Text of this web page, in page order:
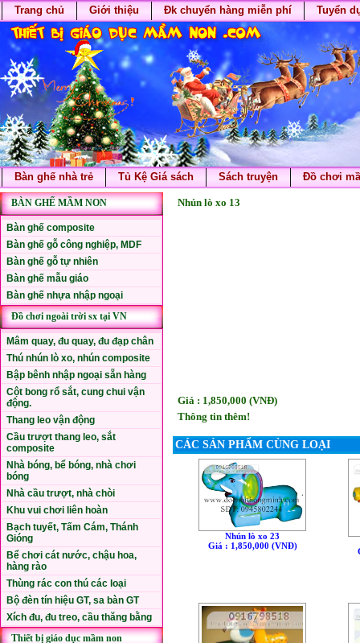
Trang chủ Giới thiệu Đk chuyển hàng miễn phí Tuyển
Bàn ghế nhà trẻ Tủ Kệ Giá sách Sách truyện Đồ chơi
BÀN GHẾ MẦM NON
Bàn ghế composite
Bàn ghế gỗ công nghiệp, MDF
Bàn ghế gỗ tự nhiên
Bàn ghế mẫu giáo
Bàn ghế nhựa nhập ngoại
Đồ chơi ngoài trời sx tại VN
Mâm quay, đu quay, đu đạp chân
Thú nhún lò xo, nhún composite
Bập bênh nhập ngoại sẵn hàng
Cột bong rổ sắt, cung chui vận
động.
Thang leo vận động
Cầu trượt thang leo, sắt
composite
Nhà bóng, bể bóng, nhà chơi
bóng
Nhà cầu trượt, nhà chòi
Khu vui chơi liên hoàn
Bạch tuyết, Tấm Cám, Thánh
Gióng
Bể chơi cát nước, chậu hoa,
hàng rào
Thùng rác con thú các loại
Bộ đèn tín hiệu GT, sa bàn GT
Xích đu, đu treo, cầu thăng bằng
Thiết bị giáo dục mầm non
Nhún lò xo 13
Giá : 1,850,000 (VNÐ)
Thông tin thêm!
CÁC SẢN PHẨM CÙNG LOẠI
Nhún lò xo 23
Giá : 1,850,000 (VNÐ)